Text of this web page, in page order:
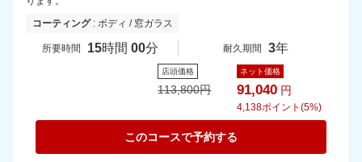
コーティング: ボディ / 窓ガラス
所要時間 15時間 00分 耐久期間 3年
店頭価格
113,800円
ネット価格
91,040 円
4,138ポイント(5%)
このコースで予約する